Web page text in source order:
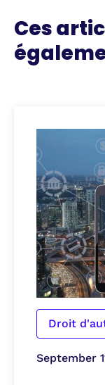
Ces
Droit
September